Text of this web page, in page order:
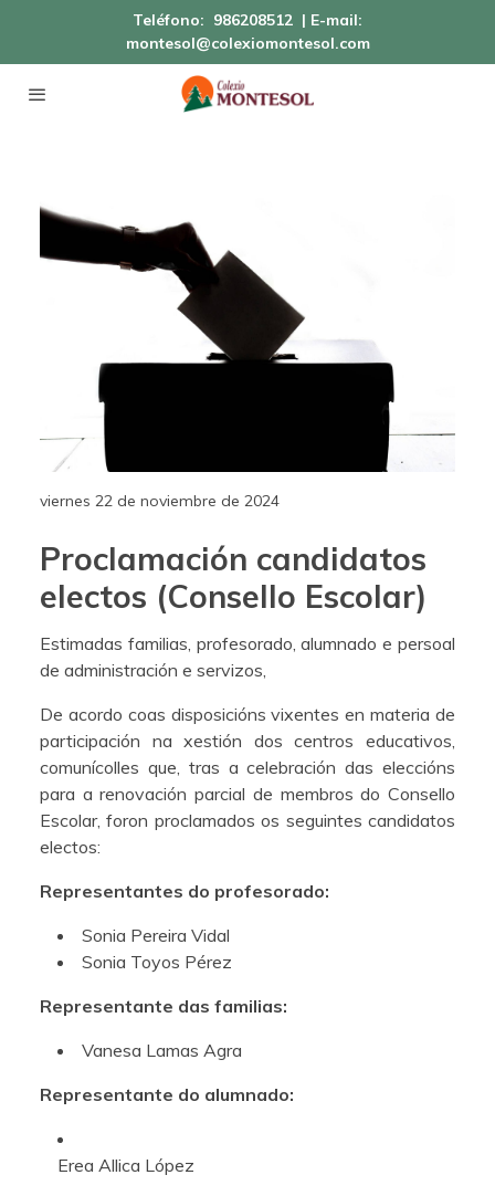
Teléfono: 986208512 | E-mail:
montesol@colexiomontesol.com
viernes 22 de noviembre de 2024
Proclamación candidatos
electos (Consello Escolar)
Estimadas familias, profesorado, alumnado e persoal
de administración e servizos,
De acordo coas disposicións vixentes en materia de
participación na xestión dos centros educativos,
comunícolles que, tras a celebración das eleccións
para a renovación parcial de membros do Consello
Escolar, foron proclamados os seguintes candidatos
electos:
Representantes do profesorado:
Sonia Pereira Vidal
Sonia Toyos Pérez
Representante das familias:
Vanesa Lamas Agra
Representante do alumnado:
Erea Allica López